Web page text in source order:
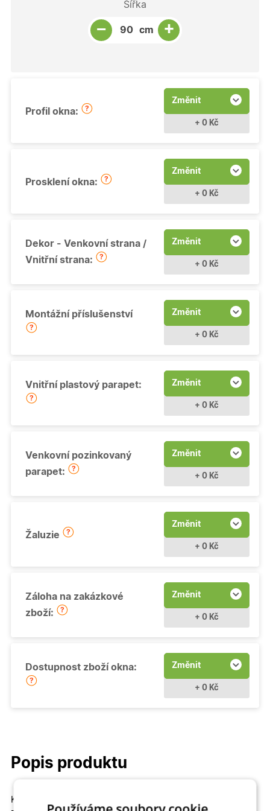
Šířka
−
Snížit množství
Počet kusů
cm +
Zvýšit množství
Profil okna:
Změnit
+ 0 Kč
Prosklení okna:
Změnit
+ 0 Kč
Dekor - Venkovní strana /
Vnitřní strana:
Změnit
+ 0 Kč
Montážní příslušenství Změnit
+ 0 Kč
Vnitřní plastový parapet: Změnit
+ 0 Kč
Venkovní pozinkovaný
parapet:
Změnit
+ 0 Kč
Žaluzie
Změnit
+ 0 Kč
Záloha na zakázkové
zboží:
Změnit
+ 0 Kč
Dostupnost zboží okna: Změnit
+ 0 Kč
Popis produktu
Kvalitní a cenově dostupné